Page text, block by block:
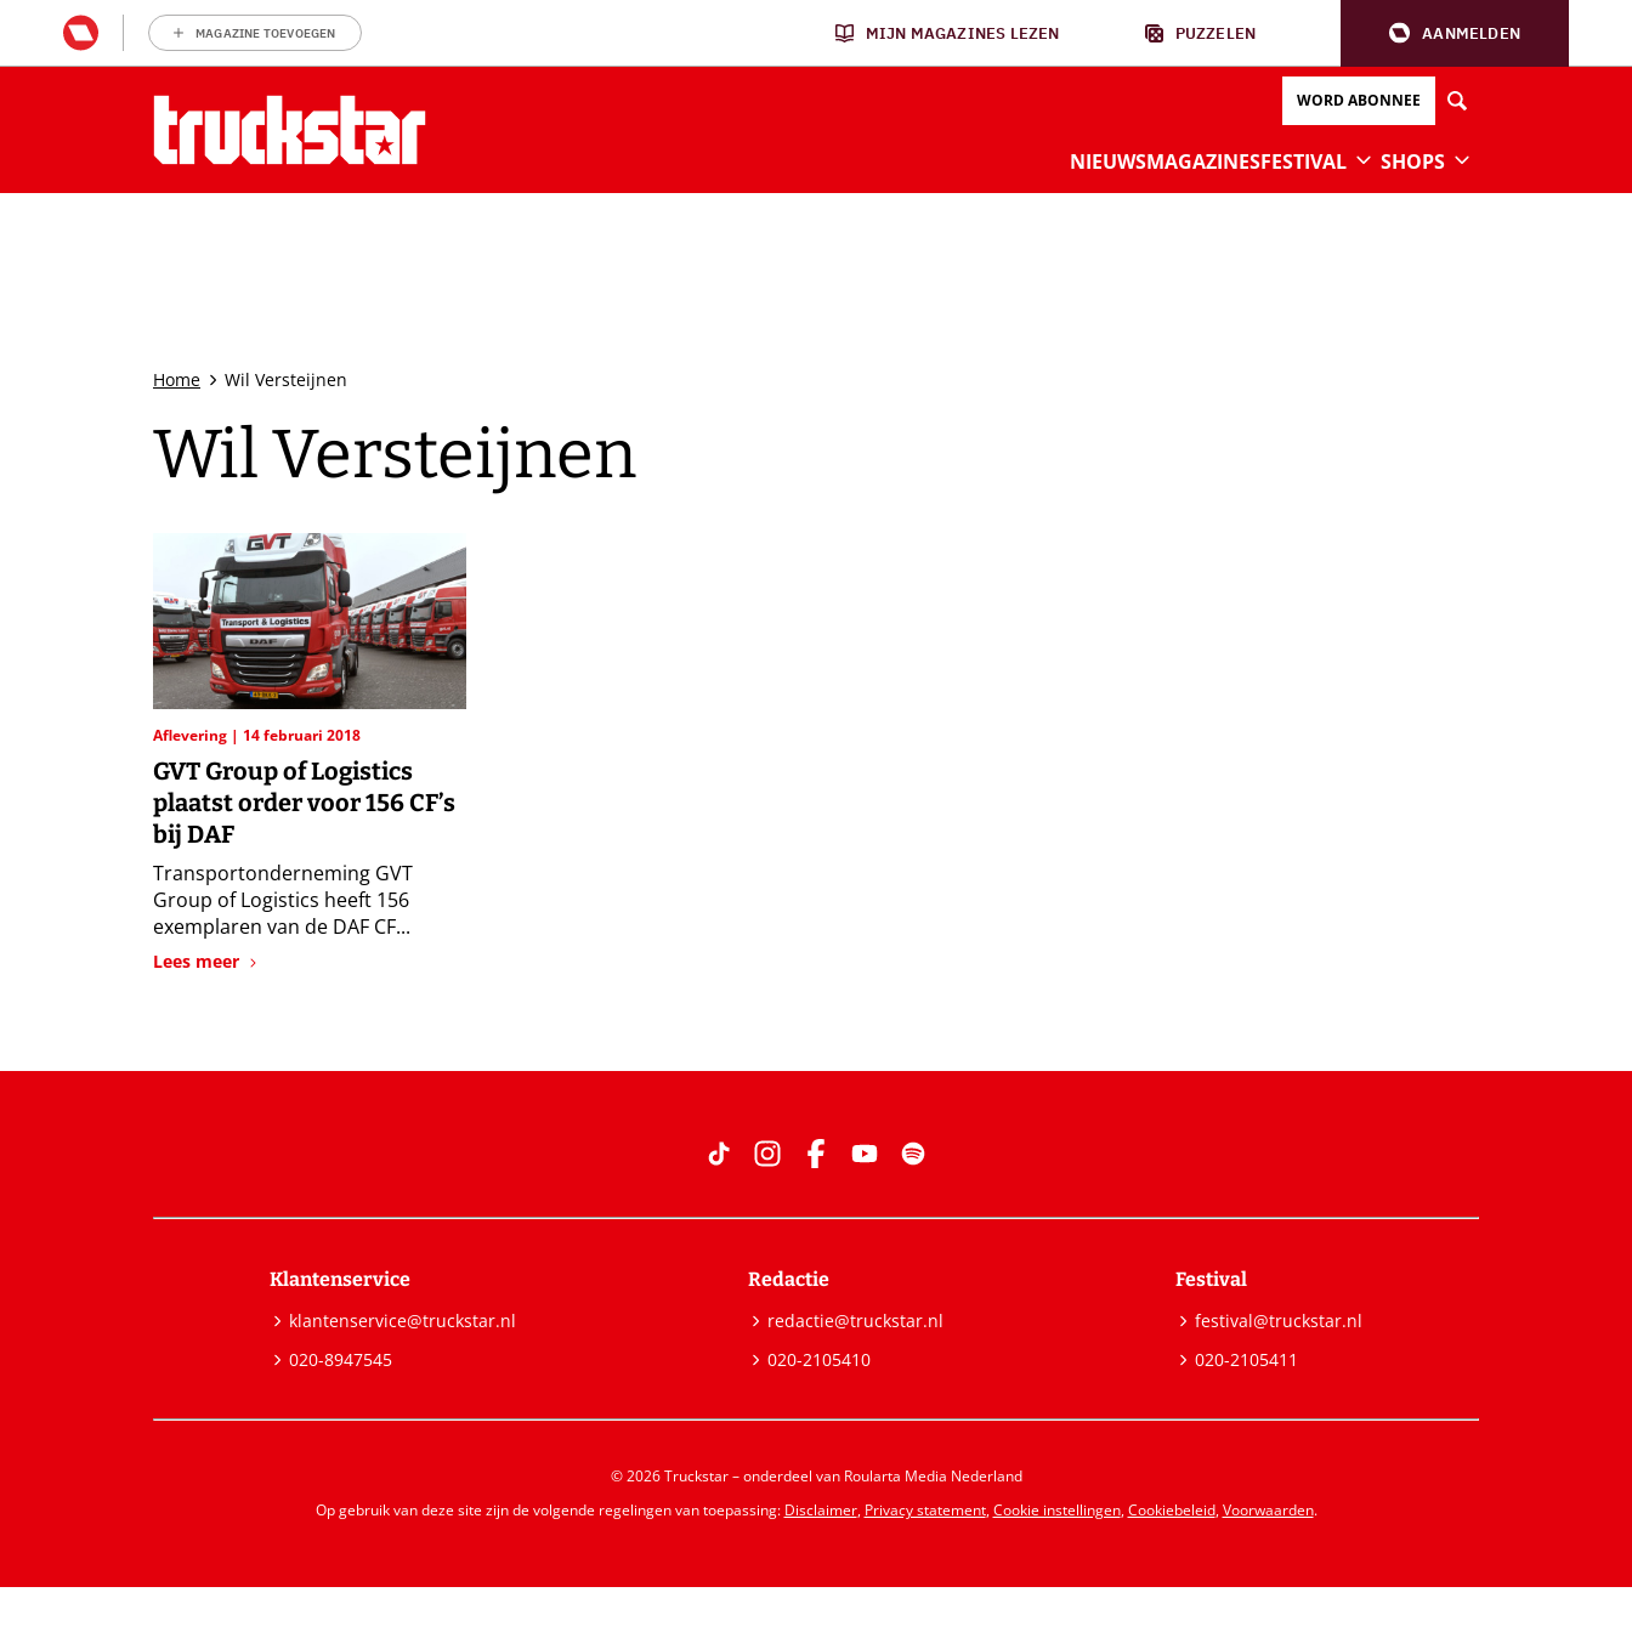
MAGAZINE TOEVOEGEN MIJN MAGAZINES LEZEN PUZZELEN AANMELDEN
WORD ABONNEE
NIEUWSMAGAZINESFESTIVAL SHOPS
Home Wil Versteijnen
Wil Versteijnen
Aflevering 14 februari 2018
GVT Group of Logistics
plaatst order voor 156 CF’s
bij DAF
Transportonderneming GVT
Group of Logistics heeft 156
exemplaren van de DAF CF...
Lees meer
Klantenservice
klantenservice@truckstar.nl
020-8947545
Redactie
redactie@truckstar.nl
020-2105410
Festival
festival@truckstar.nl
020-2105411
© 2026 Truckstar – onderdeel van Roularta Media Nederland
Op gebruik van deze site zijn de volgende regelingen van toepassing: Disclaimer, Privacy statement,Cookie instellingen,Cookiebeleid,Voorwaarden.